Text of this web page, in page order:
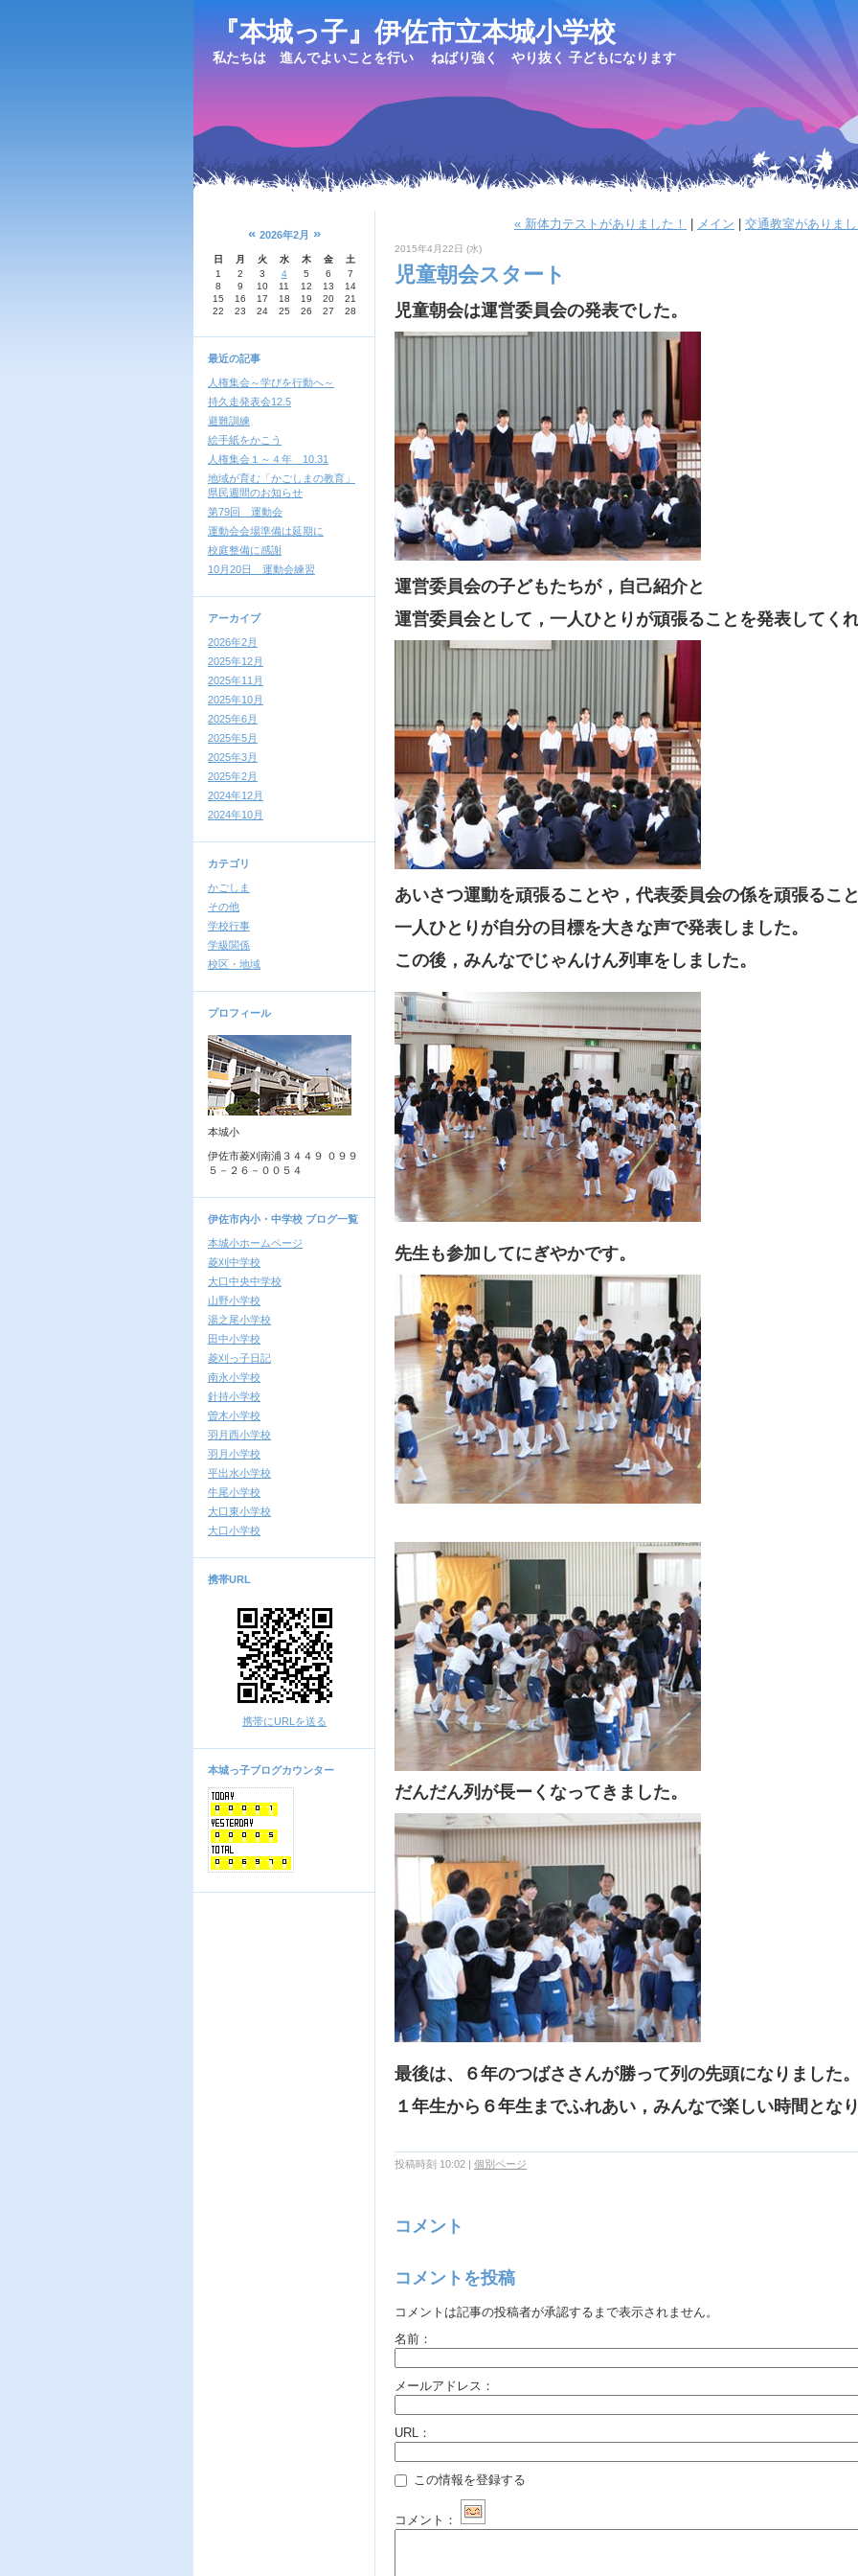
『本城っ子』伊佐市立本城小学校
私たちは 進んでよいことを行い ねばり強く やり抜く 子どもになります
« 2026年2月 »
日 月 火 水 木 金
土
1
2 3 4 5 6
7
8
9 10 11 12 13
14
15
16 17 18 19 20
21
22
23 24 25 26 27 28
最近の記事
人権集会～学びを行動へ～
持久走発表会12.5
避難訓練
絵手紙をかこう
人権集会１～４年 10.31
地域が育む「かごしまの教育」
県民週間のお知らせ
第79回 運動会
運動会会場準備は延期に
校庭整備に感謝
10月20日 運動会練習
アーカイブ
2026年2月
2025年12月
2025年11月
2025年10月
2025年6月
2025年5月
2025年3月
2025年2月
2024年12月
2024年10月
カテゴリ
かごしま
その他
学校行事
学級関係
校区・地域
プロフィール
本城小
伊佐市菱刈南浦３４４９ ０９９
５－２６－００５４
伊佐市内小・中学校 ブログ一覧
本城小ホームページ
菱刈中学校
大口中央中学校
山野小学校
湯之尾小学校
田中小学校
菱刈っ子日記
南永小学校
針持小学校
曽木小学校
羽月西小学校
羽月小学校
平出水小学校
牛尾小学校
大口東小学校
大口小学校
携帯URL
携帯にURLを送る
本城っ子ブログカウンター
« 新体力テストがありました！ メイン 交通教室がありま
2015年4月22日 (水)
児童朝会スタート
児童朝会は運営委員会の発表でした。
運営委員会の子どもたちが，自己紹介と
運営委員会として，一人ひとりが頑張ることを発表してく
あいさつ運動を頑張ることや，代表委員会の係を頑張るこ
一人ひとりが自分の目標を大きな声で発表しました。
この後，みんなでじゃんけん列車をしました。
先生も参加してにぎやかです。
だんだん列が長ーくなってきました。
最後は、６年のつばささんが勝って列の先頭になりました
１年生から６年生までふれあい，みんなで楽しい時間とな
投稿時刻 10:02 | 個別ページ
コメント
コメントを投稿
コメントは記事の投稿者が承認するまで表示されません。
名前：
メールアドレス：
URL：
この情報を登録する
コメント：